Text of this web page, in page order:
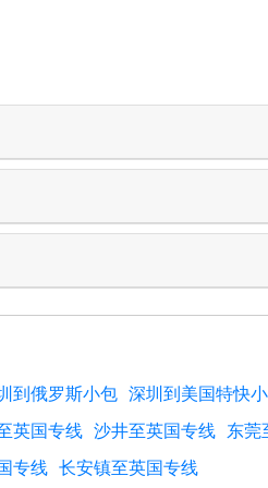
到俄罗斯小包 深圳到美国特快
英国专线 沙井至英国专线 东莞
专线 长安镇至英国专线